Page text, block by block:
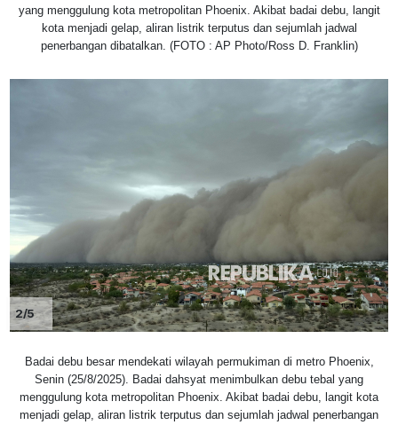
yang menggulung kota metropolitan Phoenix. Akibat badai debu, langit
kota menjadi gelap, aliran listrik terputus dan sejumlah jadwal
penerbangan dibatalkan. (FOTO : AP Photo/Ross D. Franklin)
2/5
Badai debu besar mendekati wilayah permukiman di metro Phoenix,
Senin (25/8/2025). Badai dahsyat menimbulkan debu tebal yang
menggulung kota metropolitan Phoenix. Akibat badai debu, langit kota
menjadi gelap, aliran listrik terputus dan sejumlah jadwal penerbangan